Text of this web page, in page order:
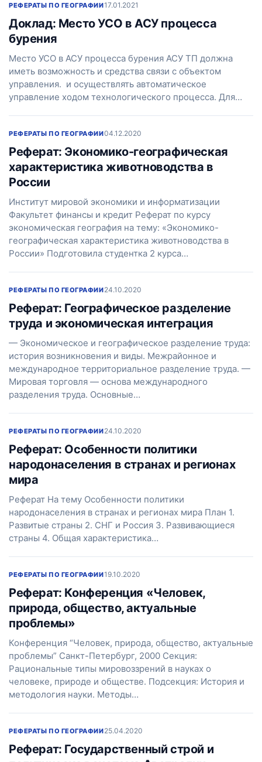
РЕФЕРАТЫ ПО ГЕОГРАФИИ17.01.2021
Доклад: Место УСО в АСУ процесса
бурения
Место УСО в АСУ процесса бурения АСУ ТП должна
иметь возможность и средства связи с объектом
управления. и осуществлять автоматическое
управление ходом технологического процесса. Для…
РЕФЕРАТЫ ПО ГЕОГРАФИИ04.12.2020
Реферат: Экономико-географическая
характеристика животноводства в
России
Институт мировой экономики и информатизации
Факультет финансы и кредит Реферат по курсу
экономическая география на тему: «Экономико-
географическая характеристика животноводства в
России» Подготовила студентка 2 курса…
РЕФЕРАТЫ ПО ГЕОГРАФИИ24.10.2020
Реферат: Географическое разделение
труда и экономическая интеграция
— Экономическое и географическое разделение труда:
история возникновения и виды. Межрайонное и
международное территориальное разделение труда. —
Мировая торговля — основа международного
разделения труда. Основные…
РЕФЕРАТЫ ПО ГЕОГРАФИИ24.10.2020
Реферат: Особенности политики
народонаселения в странах и регионах
мира
Реферат На тему Особенности политики
народонаселения в странах и регионах мира План 1.
Развитые страны 2. СНГ и Россия 3. Развивающиеся
страны 4. Общая характеристика…
РЕФЕРАТЫ ПО ГЕОГРАФИИ19.10.2020
Реферат: Конференция «Человек,
природа, общество, актуальные
проблемы»
Конференция “Человек, природа, общество, актуальные
проблемы” Санкт-Петербург, 2000 Секция:
Рациональные типы мировоззрений в науках о
человеке, природе и обществе. Подсекция: История и
методология науки. Методы…
РЕФЕРАТЫ ПО ГЕОГРАФИИ25.04.2020
Реферат: Государственный строй и